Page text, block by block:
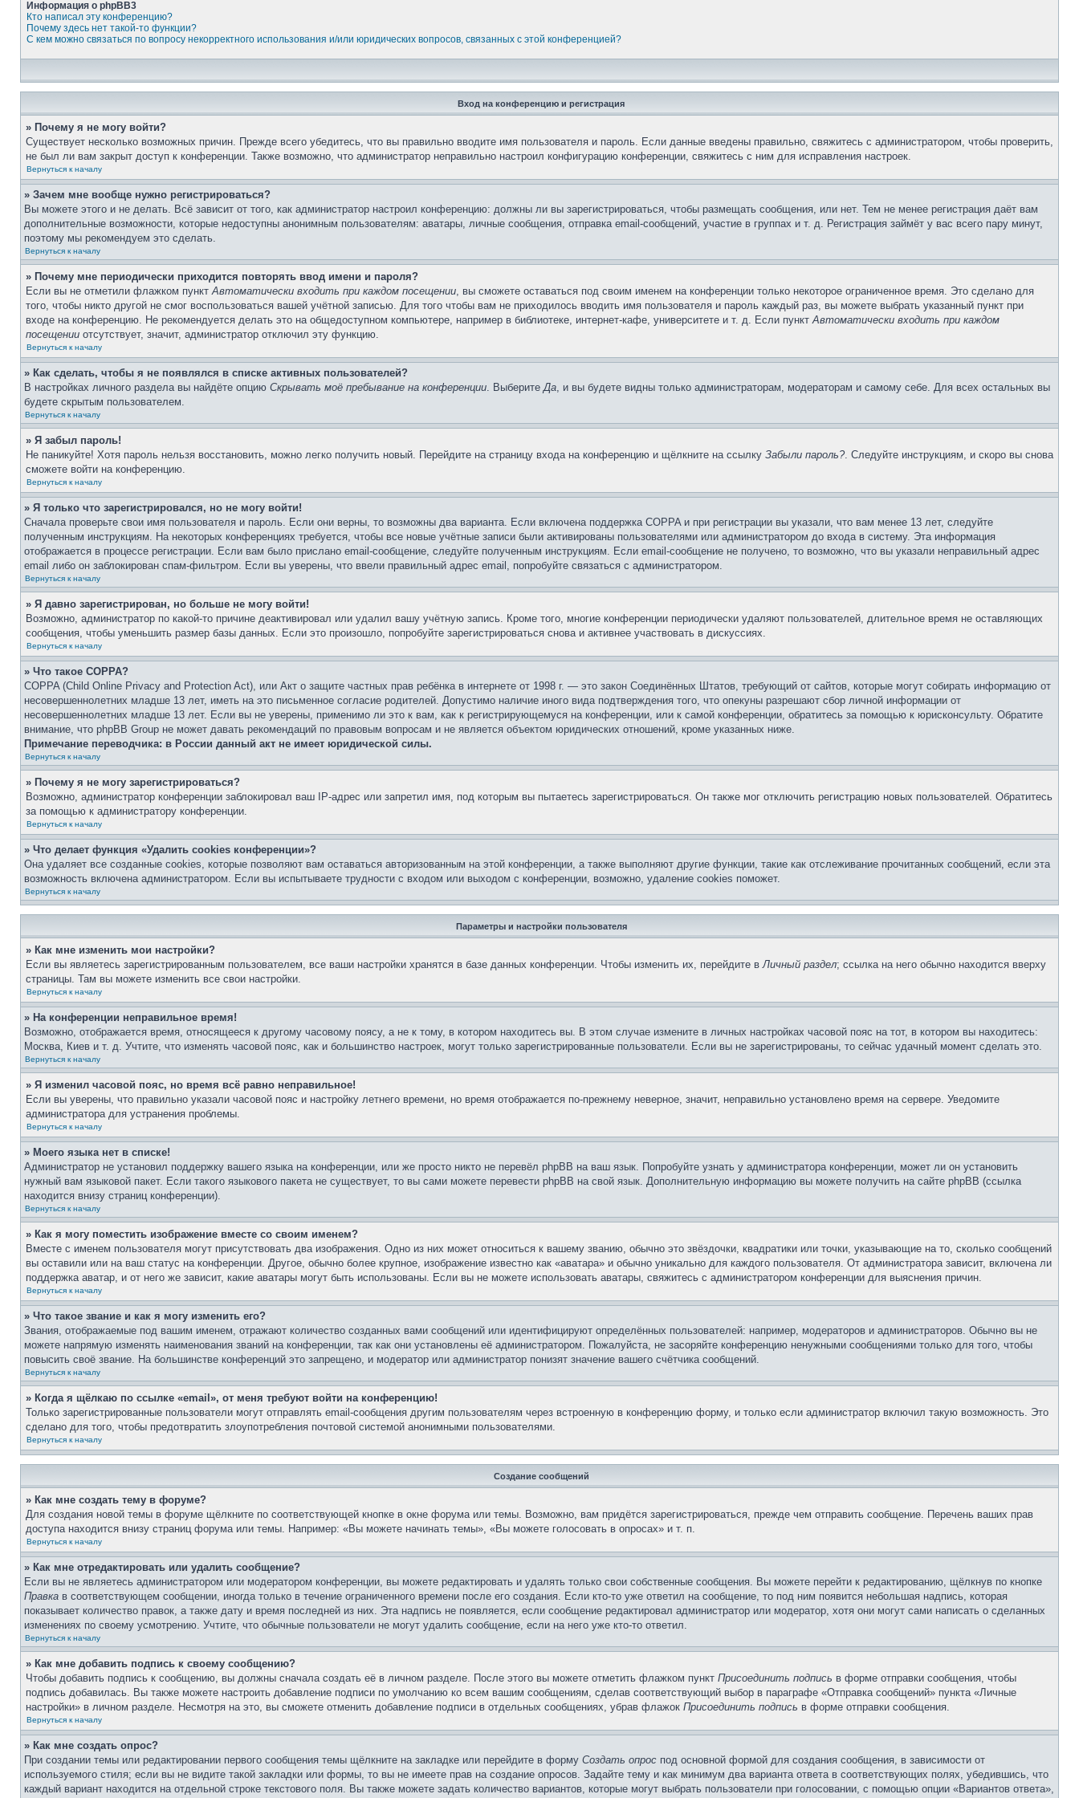
Информация о phpBB3
Кто написал эту конференцию?
Почему здесь нет такой-то функции?
С кем можно связаться по вопросу некорректного использования и/или юридических вопросов, связанных с этой конференцией?
Вход на конференцию и регистрация
» Почему я не могу войти?
Существует несколько возможных причин. Прежде всего убедитесь, что вы правильно вводите имя пользователя и пароль. Если данные введены правильно, свяжитесь с администратором, чтобы проверить,
не был ли вам закрыт доступ к конференции. Также возможно, что администратор неправильно настроил конфигурацию конференции, свяжитесь с ним для исправления настроек.
Вернуться к началу
» Зачем мне вообще нужно регистрироваться?
Вы можете этого и не делать. Всё зависит от того, как администратор настроил конференцию: должны ли вы зарегистрироваться, чтобы размещать сообщения, или нет. Тем не менее регистрация даёт вам
дополнительные возможности, которые недоступны анонимным пользователям: аватары, личные сообщения, отправка email-сообщений, участие в группах и т. д. Регистрация займёт у вас всего пару минут,
поэтому мы рекомендуем это сделать.
Вернуться к началу
» Почему мне периодически приходится повторять ввод имени и пароля?
Если вы не отметили флажком пунктАвтоматически входить при каждом посещении, вы сможете оставаться под своим именем на конференции только некоторое ограниченное время. Это сделано для
того, чтобы никто другой не смог воспользоваться вашей учётной записью. Для того чтобы вам не приходилось вводить имя пользователя и пароль каждый раз, вы можете выбрать указанный пункт при
входе на конференцию. Не рекомендуется делать это на общедоступном компьютере, например в библиотеке, интернет-кафе, университете и т. д. Если пунктАвтоматически входить при каждом
посещении отсутствует, значит, администратор отключил эту функцию.
Вернуться к началу
» Как сделать, чтобы я не появлялся в списке активных пользователей?
В настройках личного раздела вы найдёте опцию Скрывать моё пребывание на конференции. ВыберитеДа, и вы будете видны только администраторам, модераторам и самому себе. Для всех остальных вы
будете скрытым пользователем.
Вернуться к началу
» Я забыл пароль!
Не паникуйте! Хотя пароль нельзя восстановить, можно легко получить новый. Перейдите на страницу входа на конференцию и щёлкните на ссылку Забыли пароль?. Следуйте инструкциям, и скоро вы снова
сможете войти на конференцию.
Вернуться к началу
» Я только что зарегистрировался, но не могу войти!
Сначала проверьте свои имя пользователя и пароль. Если они верны, то возможны два варианта. Если включена поддержка COPPA и при регистрации вы указали, что вам менее 13 лет, следуйте
полученным инструкциям. На некоторых конференциях требуется, чтобы все новые учётные записи были активированы пользователями или администратором до входа в систему. Эта информация
отображается в процессе регистрации. Если вам было прислано email-сообщение, следуйте полученным инструкциям. Если email-сообщение не получено, то возможно, что вы указали неправильный адрес
email либо он заблокирован спам-фильтром. Если вы уверены, что ввели правильный адрес email, попробуйте связаться с администратором.
Вернуться к началу
» Я давно зарегистрирован, но больше не могу войти!
Возможно, администратор по какой-то причине деактивировал или удалил вашу учётную запись. Кроме того, многие конференции периодически удаляют пользователей, длительное время не оставляющих
сообщения, чтобы уменьшить размер базы данных. Если это произошло, попробуйте зарегистрироваться снова и активнее участвовать в дискуссиях.
Вернуться к началу
» Что такое COPPA?
COPPA (Child Online Privacy and Protection Act), или Акт о защите частных прав ребёнка в интернете от 1998 г. — это закон Соединённых Штатов, требующий от сайтов, которые могут собирать информацию от
несовершеннолетних младше 13 лет, иметь на это письменное согласие родителей. Допустимо наличие иного вида подтверждения того, что опекуны разрешают сбор личной информации от
несовершеннолетних младше 13 лет. Если вы не уверены, применимо ли это к вам, как к регистрирующемуся на конференции, или к самой конференции, обратитесь за помощью к юрисконсульту. Обратите
внимание, что phpBB Group не может давать рекомендаций по правовым вопросам и не является объектом юридических отношений, кроме указанных ниже.
Примечание переводчика: в России данный акт не имеет юридической силы.
Вернуться к началу
» Почему я не могу зарегистрироваться?
Возможно, администратор конференции заблокировал ваш IP-адрес или запретил имя, под которым вы пытаетесь зарегистрироваться. Он также мог отключить регистрацию новых пользователей. Обратитесь
за помощью к администратору конференции.
Вернуться к началу
» Что делает функция «Удалить cookies конференции»?
Она удаляет все созданные cookies, которые позволяют вам оставаться авторизованным на этой конференции, а также выполняют другие функции, такие как отслеживание прочитанных сообщений, если эта
возможность включена администратором. Если вы испытываете трудности с входом или выходом с конференции, возможно, удаление cookies поможет.
Вернуться к началу
Параметры и настройки пользователя
» Как мне изменить мои настройки?
Если вы являетесь зарегистрированным пользователем, все ваши настройки хранятся в базе данных конференции. Чтобы изменить их, перейдите вЛичный раздел; ссылка на него обычно находится вверху
страницы. Там вы можете изменить все свои настройки.
Вернуться к началу
» На конференции неправильное время!
Возможно, отображается время, относящееся к другому часовому поясу, а не к тому, в котором находитесь вы. В этом случае измените в личных настройках часовой пояс на тот, в котором вы находитесь:
Москва, Киев и т. д. Учтите, что изменять часовой пояс, как и большинство настроек, могут только зарегистрированные пользователи. Если вы не зарегистрированы, то сейчас удачный момент сделать это.
Вернуться к началу
» Я изменил часовой пояс, но время всё равно неправильное!
Если вы уверены, что правильно указали часовой пояс и настройку летнего времени, но время отображается по-прежнему неверное, значит, неправильно установлено время на сервере. Уведомите
администратора для устранения проблемы.
Вернуться к началу
» Моего языка нет в списке!
Администратор не установил поддержку вашего языка на конференции, или же просто никто не перевёл phpBB на ваш язык. Попробуйте узнать у администратора конференции, может ли он установить
нужный вам языковой пакет. Если такого языкового пакета не существует, то вы сами можете перевести phpBB на свой язык. Дополнительную информацию вы можете получить на сайте phpBB (ссылка
находится внизу страниц конференции).
Вернуться к началу
» Как я могу поместить изображение вместе со своим именем?
Вместе с именем пользователя могут присутствовать два изображения. Одно из них может относиться к вашему званию, обычно это звёздочки, квадратики или точки, указывающие на то, сколько сообщений
вы оставили или на ваш статус на конференции. Другое, обычно более крупное, изображение известно как «аватара» и обычно уникально для каждого пользователя. От администратора зависит, включена ли
поддержка аватар, и от него же зависит, какие аватары могут быть использованы. Если вы не можете использовать аватары, свяжитесь с администратором конференции для выяснения причин.
Вернуться к началу
» Что такое звание и как я могу изменить его?
Звания, отображаемые под вашим именем, отражают количество созданных вами сообщений или идентифицируют определённых пользователей: например, модераторов и администраторов. Обычно вы не
можете напрямую изменять наименования званий на конференции, так как они установлены её администратором. Пожалуйста, не засоряйте конференцию ненужными сообщениями только для того, чтобы
повысить своё звание. На большинстве конференций это запрещено, и модератор или администратор понизят значение вашего счётчика сообщений.
Вернуться к началу
» Когда я щёлкаю по ссылке «email», от меня требуют войти на конференцию!
Только зарегистрированные пользователи могут отправлять email-сообщения другим пользователям через встроенную в конференцию форму, и только если администратор включил такую возможность. Это
сделано для того, чтобы предотвратить злоупотребления почтовой системой анонимными пользователями.
Вернуться к началу
Создание сообщений
» Как мне создать тему в форуме?
Для создания новой темы в форуме щёлкните по соответствующей кнопке в окне форума или темы. Возможно, вам придётся зарегистрироваться, прежде чем отправить сообщение. Перечень ваших прав
доступа находится внизу страниц форума или темы. Например: «Вы можете начинать темы», «Вы можете голосовать в опросах» и т. п.
Вернуться к началу
» Как мне отредактировать или удалить сообщение?
Если вы не являетесь администратором или модератором конференции, вы можете редактировать и удалять только свои собственные сообщения. Вы можете перейти к редактированию, щёлкнув по кнопке
Правка в соответствующем сообщении, иногда только в течение ограниченного времени после его создания. Если кто-то уже ответил на сообщение, то под ним появится небольшая надпись, которая
показывает количество правок, а также дату и время последней из них. Эта надпись не появляется, если сообщение редактировал администратор или модератор, хотя они могут сами написать о сделанных
изменениях по своему усмотрению. Учтите, что обычные пользователи не могут удалить сообщение, если на него уже кто-то ответил.
Вернуться к началу
» Как мне добавить подпись к своему сообщению?
Чтобы добавить подпись к сообщению, вы должны сначала создать её в личном разделе. После этого вы можете отметить флажком пункт Присоединить подпись в форме отправки сообщения, чтобы
подпись добавилась. Вы также можете настроить добавление подписи по умолчанию ко всем вашим сообщениям, сделав соответствующий выбор в параграфе «Отправка сообщений» пункта «Личные
настройки» в личном разделе. Несмотря на это, вы сможете отменить добавление подписи в отдельных сообщениях, убрав флажок Присоединить подпись в форме отправки сообщения.
Вернуться к началу
» Как мне создать опрос?
При создании темы или редактировании первого сообщения темы щёлкните на закладке или перейдите в форму Создать опрос под основной формой для создания сообщения, в зависимости от
используемого стиля; если вы не видите такой закладки или формы, то вы не имеете прав на создание опросов. Задайте тему и как минимум два варианта ответа в соответствующих полях, убедившись, что
каждый вариант находится на отдельной строке текстового поля. Вы также можете задать количество вариантов, которые могут выбрать пользователи при голосовании, с помощью опции «Вариантов ответа»,